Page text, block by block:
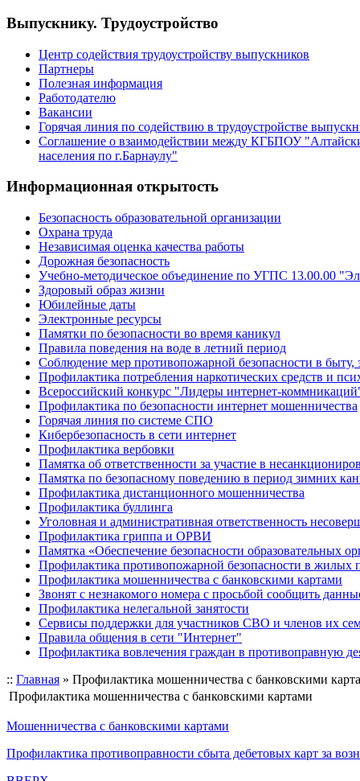
Выпускнику. Трудоустройство
Центр содействия трудоустройству выпускников
Партнеры
Полезная информация
Работодателю
Вакансии
Горячая линия по содействию в трудоустройстве
Соглашение о взаимодействии между КГБПОУ
населения по г.Барнаулу"
Информационная открытость
Безопасность образовательной организации
Охрана труда
Независимая оценка качества работы
Дорожная безопасность
Учебно-методическое объединение по УГПС 13.00.00
Здоровый образ жизни
Юбилейные даты
Электронные ресурсы
Памятки по безопасности во время каникул
Правила поведения на воде в летний период
Соблюдение мер противопожарной безопасности в быту,
Профилактика потребления наркотических средств и
Всероссийский конкурс "Лидеры интернет-
Профилактика по безопасности интернет мошенничества
Горячая линия по системе СПО
Кибербезопасность в сети интернет
Профилактика вербовки
Памятка об ответственности за участие в
Памятка по безопасному поведению в период зимних
Профилактика дистанционного мошенничества
Профилактика буллинга
Уголовная и административная ответственность
Профилактика гриппа и ОРВИ
Памятка «Обеспечение безопасности образовательных
Профилактика противопожарной безопасности в жилых
Профилактика мошенничества с банковскими картами
Звонят с незнакомого номера с просьбой сообщить
Профилактика нелегальной занятости
Сервисы поддержки для участников СВО и членов их
Правила общения в сети "Интернет"
Профилактика вовлечения граждан в противоправную
:: Главная » Профилактика мошенничества с банковскими
Профилактика мошенничества с банковскими картами
Мошенничества с банковскими картами
Профилактика противоправности сбыта дебетовых карт за